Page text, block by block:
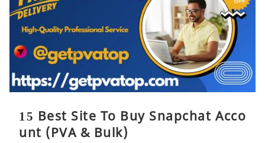
15 Best Site To Buy Snapchat Acco
unt (PVA & Bulk)